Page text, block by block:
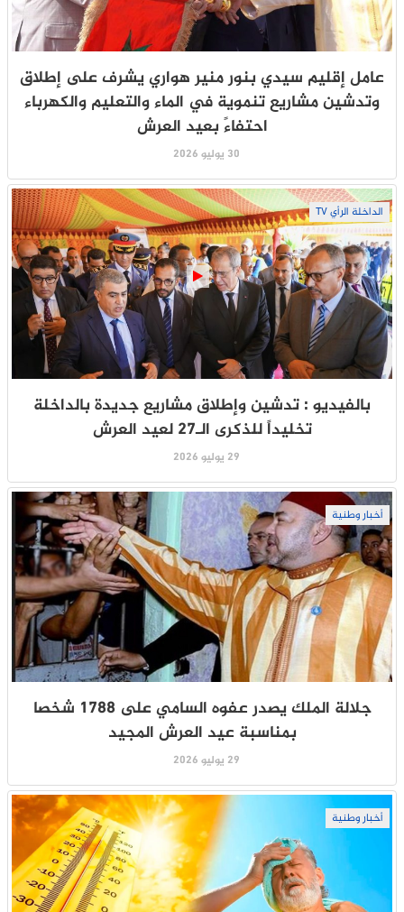
عامل إقليم سيدي بنور منير هواري يشرف على إطلاق
وتدشين مشاريع تنموية في الماء والتعليم والكهرباء
احتفاءً بعيد العرش
30 يوليو 2026
الداخلة الرأي TV
بالفيديو : تدشين وإطلاق مشاريع جديدة بالداخلة
تخليداً للذكرى الـ27 لعيد العرش
29 يوليو 2026
أخبار وطنية
جلالة الملك يصدر عفوه السامي على 1788 شخصا
بمناسبة عيد العرش المجيد
29 يوليو 2026
أخبار وطنية